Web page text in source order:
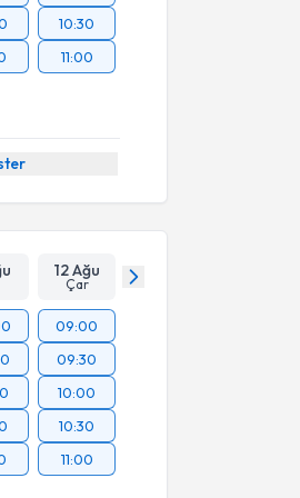
10:30
11:00
12 Ağu
Çar
09:00
09:30
10:00
10:30
11:00